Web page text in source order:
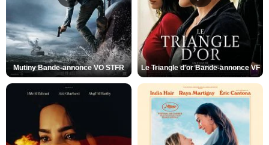
Mutiny Bande-annonce VO STFR Le Triangle d'or Bande-annonce VF